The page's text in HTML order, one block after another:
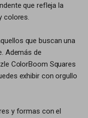
que refleja la
colores.
que buscan una
Además de
ColorBoom Squares
exhibir con orgullo
y formas con el